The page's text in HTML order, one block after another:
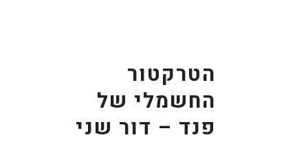
הטרקטור
החשמלי של
פנד – דור שני